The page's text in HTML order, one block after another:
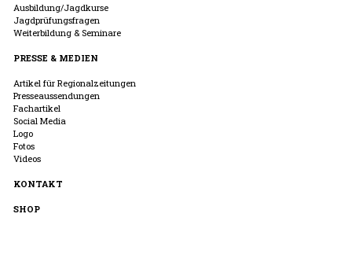
Ausbildung/Jagdkurse
Jagdprüfungsfragen
Weiterbildung & Seminare
PRESSE & MEDIEN
Artikel für Regionalzeitungen
Presseaussendungen
Fachartikel
Social Media
Logo
Fotos
Videos
KONTAKT
SHOP